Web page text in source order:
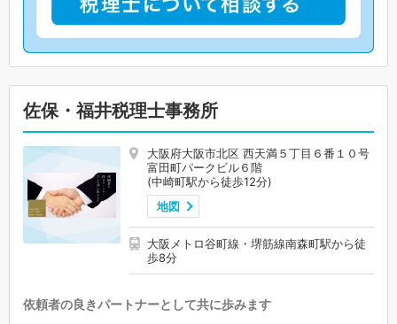
佐保・福井税理士事務所
大阪府大阪市北区 西天満５丁目６番１０号
富田町パークビル６階
(中崎町駅から徒歩12分)
地図
大阪メトロ谷町線・堺筋線南森町駅から徒
歩8分
依頼者の良きパートナーとして共に歩みます